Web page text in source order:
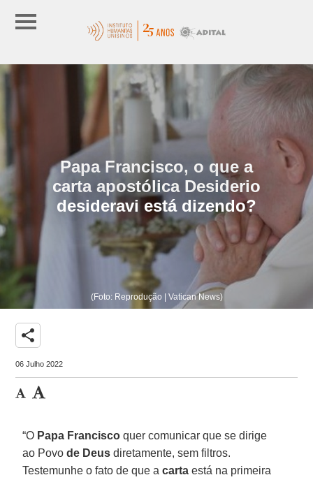
Papa Francisco, o que a
carta apostólica Desiderio
desideravi está dizendo?
(Foto: Reprodução | Vatican News)
share
06 Julho 2022
“O Papa Francisco quer comunicar que se dirige
ao Povo de Deus diretamente, sem filtros.
Testemunhe o fato de que acarta está na primeira